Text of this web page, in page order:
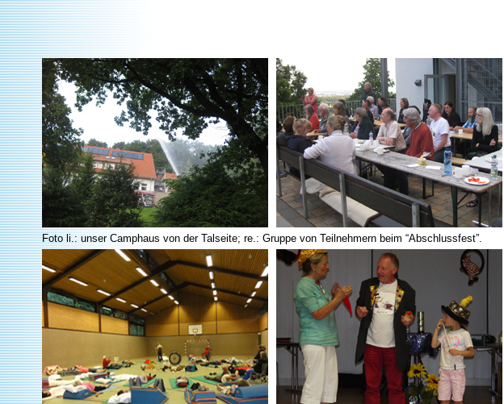
Foto li.: unser Camphaus von der Talseite; re.: Gruppe von Teilnehmern beim “Abschlussfest”.